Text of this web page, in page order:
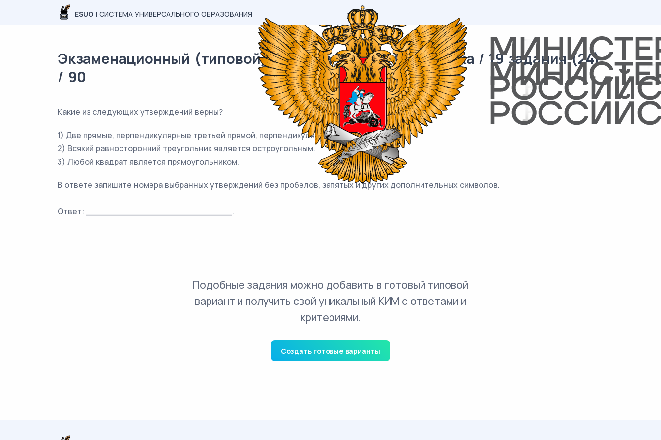
ESUO | СИСТЕМА УНИВЕРСАЛЬНОГО ОБРАЗОВАНИЯ
Экзаменационный (типовой) материал ОГЭ / Математика / 19 задания (24)
/ 90
Какие из следующих утверждений верны?
1) Две прямые, перпендикулярные третьей прямой, перпендикулярны.
2) Всякий равносторонний треугольник является остроугольным.
3) Любой квадрат является прямоугольником.
В ответе запишите номера выбранных утверждений без пробелов, запятых и других дополнительных символов.
Ответ: ___________________________.
Подобные задания можно добавить в готовый типовой
вариант и получить свой уникальный КИМ с ответами и
критериями.
Создать готовые варианты